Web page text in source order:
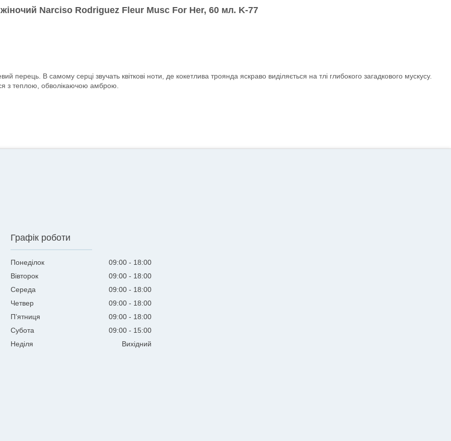
Narciso Rodriguez Fleur Musc For Her, 60 мл. K-77
перець. В самому серці звучать квіткові ноти, де кокетлива троянда яскраво виділяється на тлі глибокого загадкового мускусу.
з теплою, обволікаючою амброю.
Графік роботи
Понеділок 09:00
18:00
Вівторок
09:00
18:00
Середа
09:00
18:00
Четвер
09:00
18:00
Пʼятниця
09:00
18:00
Субота
09:00
15:00
Неділя
Вихідний